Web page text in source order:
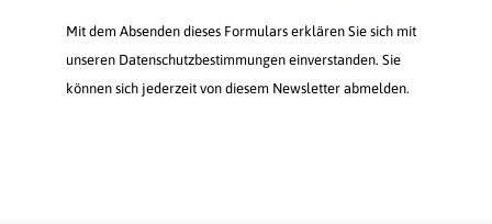
Mit dem Absenden dieses Formulars erklären Sie sich mit
unseren Datenschutzbestimmungen einverstanden. Sie
können sich jederzeit von diesem Newsletter abmelden.